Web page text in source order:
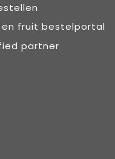
en fruit bestelportal
partner